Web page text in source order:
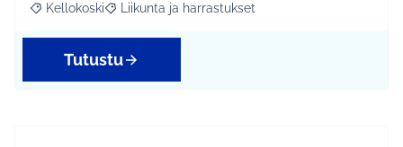
Rajaa tulokset aihepiirin mukaan: Kellokoski
Kellokoski Rajaa tulokset teeman mukaan: Liikunta ja
Liikunta ja harrastukset
Tutustu